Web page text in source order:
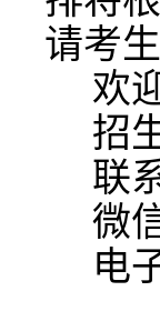
请考
欢
招
联
微
电